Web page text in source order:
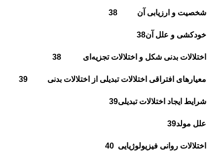
شخصيت و ارزيابى آن
خودكشى و علل آن38
اختلالات بدنى شكل و اختلالات تجزيه‌اى
معيارهاى افتراقى اختلالات تبديلى از اختلالات بدنى
شرايط ايجاد اختلالات تبديلى39
علل مولد39
اختلالات روانى فيزيولوژيايى